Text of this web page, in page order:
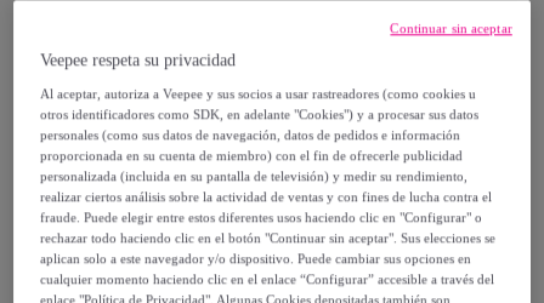
Couzon
Clipper - Cubertería de 24 piezas
Modelo: Clipper - Cubertería de 24 piezas
170,50 €
284,20 €
-40%
Vendido porAmefa Couzon
Veepee respeta su privacidad
Al aceptar, autoriza a Veepee y sus socios a usar rastreadores (como cookies u
otros identificadores como SDK, en adelante "Cookies") y a procesar sus datos
personales (como sus datos de navegación, datos de pedidos e información
proporcionada en su cuenta de miembro) con el fin de ofrecerle publicidad
personalizada (incluida en su pantalla de televisión) y medir su rendimiento,
realizar ciertos análisis sobre la actividad de ventas y con fines de lucha contra el
fraude. Puede elegir entre estos diferentes usos haciendo clic en "Configurar" o
rechazar todo haciendo clic en el botón "Continuar sin aceptar". Sus elecciones se
aplican solo a este navegador y/o dispositivo. Puede cambiar sus opciones en
cualquier momento haciendo clic en el enlace “Configurar” accesible a través del
enlace "Política de Privacidad". Algunas Cookies depositadas también son
Continuar sin aceptar